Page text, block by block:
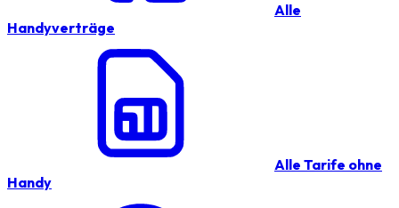
Alle
Handyverträge
Alle Tarife ohne
Handy